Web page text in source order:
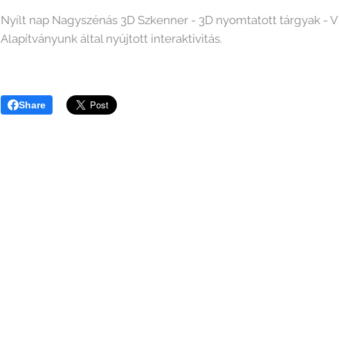
Nyílt nap Nagyszénás 3D Szkenner - 3D nyomtatott tárgyak -
Alapítványunk által nyújtott interaktivitás.
Share